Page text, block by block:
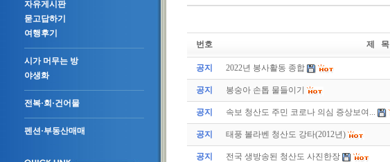
자유게시판
묻고답하기
여행후기
시가 머무는 방
야생화
전복·회·건어물
펜션·부동산매매
번호
제 목
공지 2022년 봉사활동 종합
공지 봉숭아 손톱 물들이기
공지 속보 청산도 주민 코로나 의심 증상보여...
공지 태풍 볼라벤 청산도 강타(2012년)
공지 전국 생방송된 청산도 사진한장